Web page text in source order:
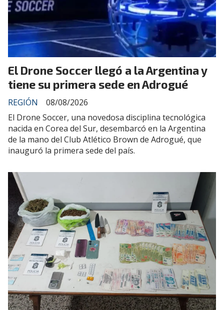
El Drone Soccer llegó a la Argentina y
tiene su primera sede en Adrogué
REGIÓN
08/08/2026
El Drone Soccer, una novedosa disciplina tecnológica
nacida en Corea del Sur, desembarcó en la Argentina
de la mano del Club Atlético Brown de Adrogué, que
inauguró la primera sede del país.